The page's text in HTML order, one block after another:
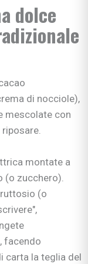
dolce
di nocciole),
mescolate con
montate a
(o zucchero).
(o
facendo
carta la teglia del